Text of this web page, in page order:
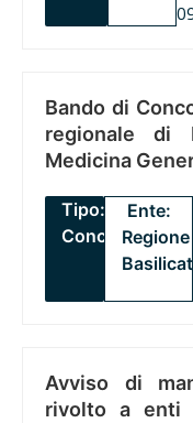
Bando di
regionale di
Medicina
Tipo:
Concorsi
Ente:
Regione
Avviso di
rivolto a enti